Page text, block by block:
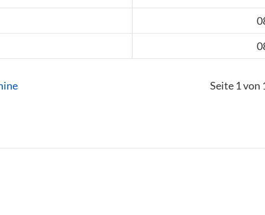
Seite 1 von